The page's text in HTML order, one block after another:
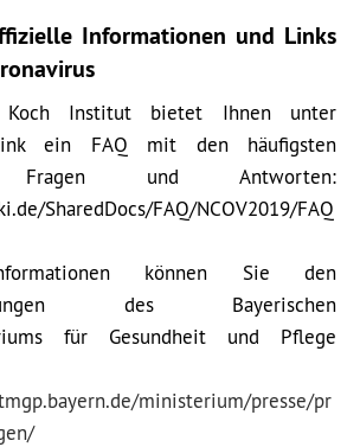
Informationen und Links
Koch Institut bietet Ihnen unter
ein FAQ mit den häufigsten
Fragen und Antworten:
SharedDocs/FAQ/NCOV2019/FAQ
können Sie den
des Bayerischen
für Gesundheit und Pflege
ministerium/presse/pr